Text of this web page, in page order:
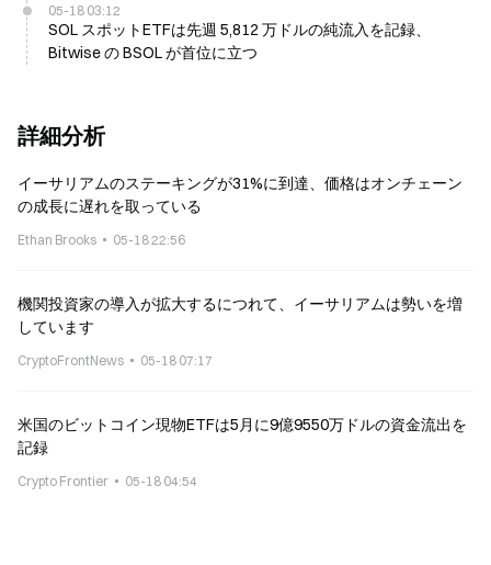
05-18 03:12
SOL スポットETFは先週 5,812 万ドルの純流入を記録、
Bitwise の BSOL が首位に立つ
詳細分析
イーサリアムのステーキングが31%に到達、価格はオンチェーン
の成長に遅れを取っている
Ethan Brooks 05-18 22:56
機関投資家の導入が拡大するにつれて、イーサリアムは勢いを増
しています
CryptoFrontNews 05-18 07:17
米国のビットコイン現物ETFは5月に9億9550万ドルの資金流出を
記録
Crypto Frontier 05-18 04:54